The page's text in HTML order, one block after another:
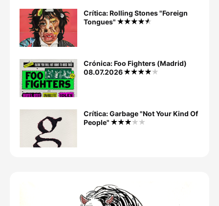
Crítica: Rolling Stones "Foreign
Tongues"
Crónica: Foo Fighters (Madrid)
08.07.2026
Crítica: Garbage "Not Your Kind Of
People"